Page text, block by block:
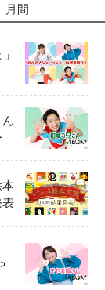
月間